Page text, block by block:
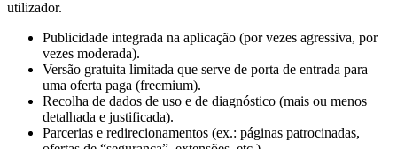
vezes moderada).
Versão gratuita limitada que serve de porta de entrada para
uma oferta paga (freemium).
Recolha de dados de uso e de diagnóstico (mais ou menos
detalhada e justificada).
Parcerias e redirecionamentos (ex.: páginas patrocinadas,
ofertas de “segurança”, extensões, etc.).